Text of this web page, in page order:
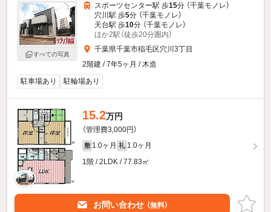
すべての写真
スポーツセンター駅 歩15分 （千葉モノレ）
穴川駅 歩5分 （千葉モノレ）
天台駅 歩10分 （千葉モノレ）
ほか2駅（徒歩20分圏内）
千葉県千葉市稲毛区穴川3丁目
2階建 / 7年5ヶ月 / 木造
駐車場あり
駐輪場あり
15.2万円
（管理費3,000円）
敷 1.0ヶ月 礼 1.0ヶ月
1階 / 2LDK / 77.83㎡
お問い合わせ （無料）